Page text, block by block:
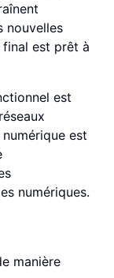
nouvelles
est prêt à
est
est
numériques.